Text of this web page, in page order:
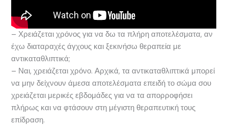
– Χρειάζεται χρόνος για να δω τα πλήρη αποτελέσματα, αν
έχω διαταραχές άγχους και ξεκινήσω θεραπεία με
αντικαταθλιπτικά;
– Ναι, χρειάζεται χρόνο. Αρχικά, τα αντικαταθλιπτικά μπορεί
να μην δείχνουν άμεσα αποτελέσματα επειδή το σώμα σου
χρειάζεται μερικές εβδομάδες για να τα απορροφήσει
πλήρως και να φτάσουν στη μέγιστη θεραπευτική τους
επίδραση.